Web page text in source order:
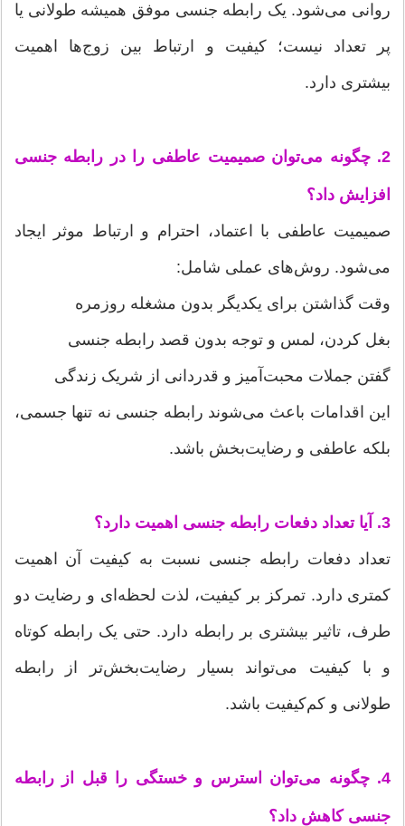
روانی می‌شود. یک رابطه جنسی موفق همیشه طولانی یا
پر تعداد نیست؛ کیفیت و ارتباط بین زوج‌ها اهمیت
بیشتری دارد.
2. چگونه می‌توان صمیمیت عاطفی را در رابطه جنسی
افزایش داد؟
صمیمیت عاطفی با اعتماد، احترام و ارتباط موثر ایجاد
می‌شود. روش‌های عملی شامل:
وقت گذاشتن برای یکدیگر بدون مشغله روزمره
بغل کردن، لمس و توجه بدون قصد رابطه جنسی
گفتن جملات محبت‌آمیز و قدردانی از شریک زندگی
این اقدامات باعث می‌شوند رابطه جنسی نه تنها جسمی،
بلکه عاطفی و رضایت‌بخش باشد.
3. آیا تعداد دفعات رابطه جنسی اهمیت دارد؟
تعداد دفعات رابطه جنسی نسبت به کیفیت آن اهمیت
کمتری دارد. تمرکز بر کیفیت، لذت لحظه‌ای و رضایت دو
طرف، تاثیر بیشتری بر رابطه دارد. حتی یک رابطه کوتاه
و با کیفیت می‌تواند بسیار رضایت‌بخش‌تر از رابطه
طولانی و کم‌کیفیت باشد.
4. چگونه می‌توان استرس و خستگی را قبل از رابطه
جنسی کاهش داد؟